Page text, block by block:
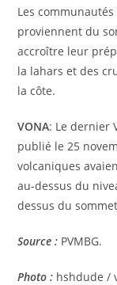
Les
proviennent du
accroître leur
la lahars et des
la côte.
VONA: Le dernier
publié le 25
volcaniques
au-dessus du
dessus du
Source : PVMBG.
Photo : hshdude /